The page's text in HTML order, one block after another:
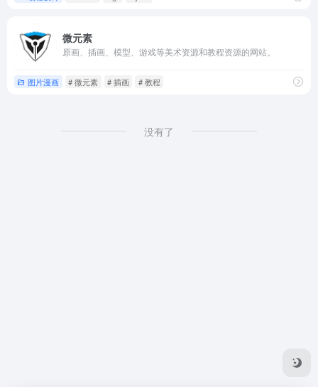
微元素
原画、插画、模型、游戏等美术资源和教程资源的网站。
图片漫画 # 微元素 # 插画 # 教程
没有了